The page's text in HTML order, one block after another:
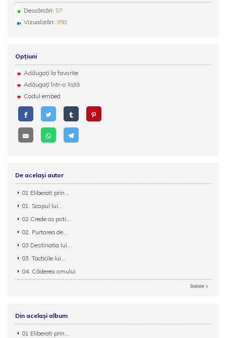
Descărcări: 57
Vizualizări: 358
Opțiuni
Adăugați la favorite
Adăugați într-o listă
Codul embed
De același autor
01 Eliberati prin...
01. Scopul lui...
02 Crede ca poti...
02. Purtarea de...
03 Destinatia lui...
03. Tacticile lui...
04. Căderea omului
Inainte
Din același album
01 Eliberati prin...